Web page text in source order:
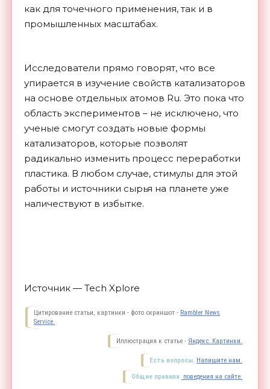
как для точечного применения, так и в
промышленных масштабах.
Исследователи прямо говорят, что все
упирается в изучение свойств катализаторов
на основе отдельных атомов Ru. Это пока что
область экспериментов – не исключено, что
ученые смогут создать новые формы
катализаторов, которые позволят
радикально изменить процесс переработки
пластика. В любом случае, стимулы для этой
работы и источники сырья на планете уже
наличествуют в избытке.
Источник — Tech Xplore
Цитирование статьи, картинки - фото скриншот - Rambler News
Service.
Иллюстрация к статье - Яндекс. Картинки.
Есть вопросы. Напишите нам.
Общие правила поведения на сайте.